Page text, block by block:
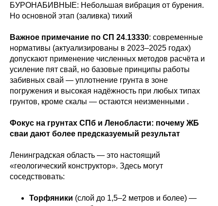
БУРОНАБИВНЫЕ: Небольшая вибрация от бурения.
Но основной этап (заливка) тихий
Важное примечание по СП 24.13330: современные
нормативы (актуализированы в 2023–2025 годах)
допускают применение численных методов расчёта и
усиление пят свай, но базовые принципы работы
забивных свай — уплотнение грунта в зоне
погружения и высокая надёжность при любых типах
грунтов, кроме скалы — остаются неизменными .
Фокус на грунтах СПб и Ленобласти: почему ЖБ
сваи дают более предсказуемый результат
Ленинградская область — это настоящий
«геологический конструктор». Здесь могут
соседствовать:
Торфяники (слой до 1,5–2 метров и более) —